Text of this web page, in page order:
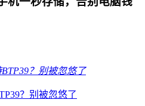
？别被忽悠了